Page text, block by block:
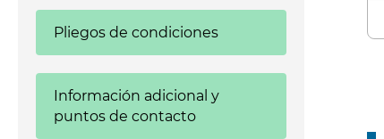
Pliegos de condiciones
Información adicional y
puntos de contacto